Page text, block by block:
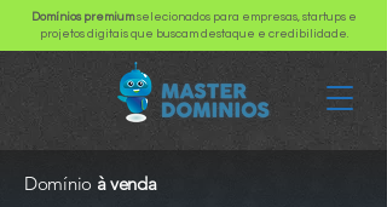
Domínios premiumselecionados para empresas, startups e
projetos digitais que buscam destaque e credibilidade.
Domínio à venda